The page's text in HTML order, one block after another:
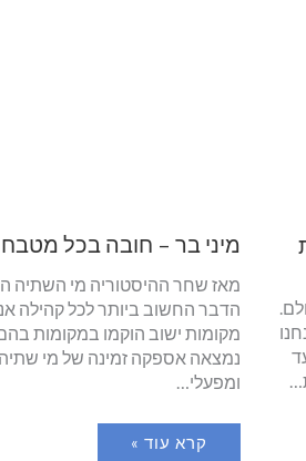
מיני בר – חובה בכל מטבח
מאז שחר ההיסטוריה מי השתיה
הדבר החשוב ביותר לכל קהילה
מקומות ישוב הוקמו במקומות
נמצאה אספקה זמינה של מי
ומפעלי…
קרא עוד »